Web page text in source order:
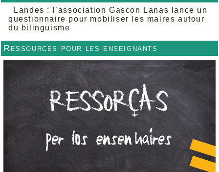
Landes : l’association Gascon Lanas lance un
questionnaire pour mobiliser les maires autour
du bilinguisme
Ressources pour les enseignants